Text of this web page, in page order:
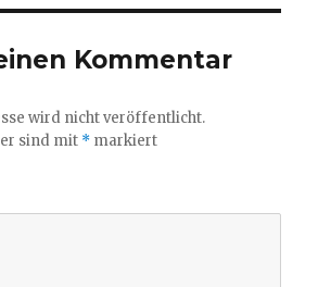
Kommentar
wird nicht veröffentlicht.
sind mit * markiert